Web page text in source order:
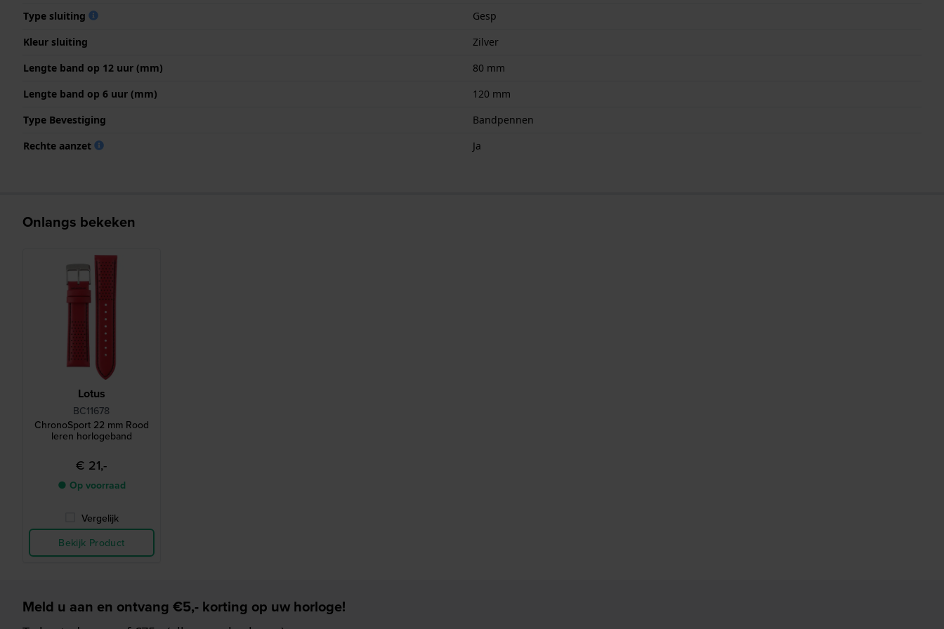
Type sluiting
Gesp
Kleur sluiting
Zilver
Lengte band op 12 uur (mm)
80 mm
Lengte band op 6 uur (mm)
120 mm
Type Bevestiging
Bandpennen
Rechte aanzet
Ja
Onlangs bekeken
Lotus
BC11678
ChronoSport 22 mm Rood
leren horlogeband
€ 21,-
● Op voorraad
Vergelijk
Bekijk Product
Meld u aan en ontvang €5,- korting op uw horloge!